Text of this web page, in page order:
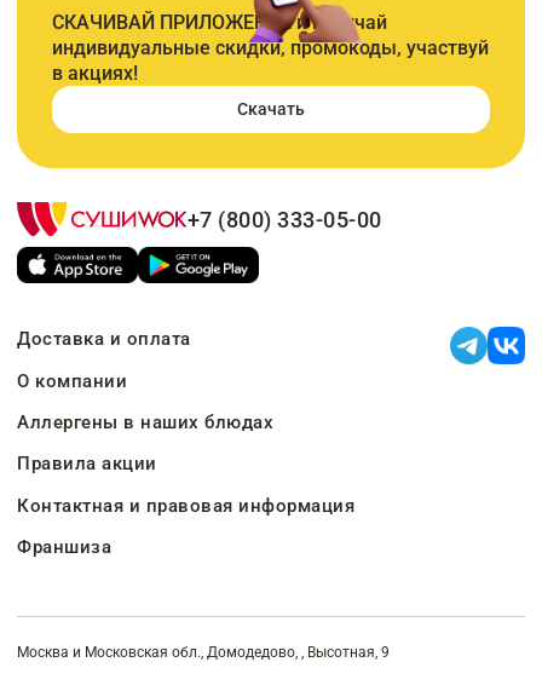
СКАЧИВАЙ ПРИЛОЖЕНИЕ и получай
индивидуальные скидки, промокоды, участвуй
в акциях!
Скачать
+7 (800) 333-05-00
Доставка и оплата
О компании
Аллергены в наших блюдах
Правила акции
Контактная и правовая информация
Франшиза
Москва и Московская обл., Домодедово, , Высотная, 9